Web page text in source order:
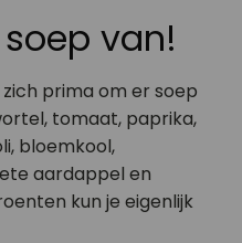
soep van!
prima om er soep
tomaat, paprika,
bloemkool,
aardappel en
kun je eigenlijk